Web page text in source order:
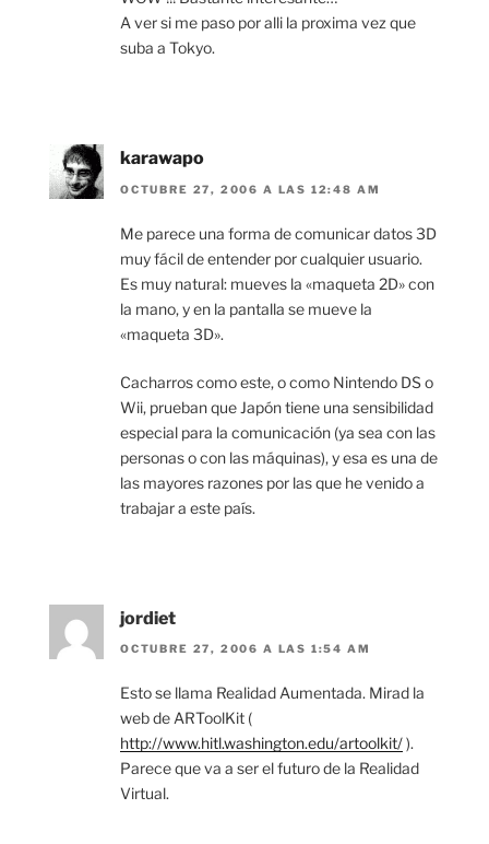
A ver si me paso por alli la proxima vez que
suba a Tokyo.
karawapo
OCTUBRE 27, 2006 A LAS 12:48 AM
Me parece una forma de comunicar datos 3D
muy fácil de entender por cualquier usuario.
Es muy natural: mueves la «maqueta 2D» con
la mano, y en la pantalla se mueve la
«maqueta 3D».
Cacharros como este, o como Nintendo DS o
Wii, prueban que Japón tiene una sensibilidad
especial para la comunicación (ya sea con las
personas o con las máquinas), y esa es una de
las mayores razones por las que he venido a
trabajar a este país.
jordiet
OCTUBRE 27, 2006 A LAS 1:54 AM
Esto se llama Realidad Aumentada. Mirad la
web de ARToolKit (
http://www.hitl.washington.edu/artoolkit/).
Parece que va a ser el futuro de la Realidad
Virtual.